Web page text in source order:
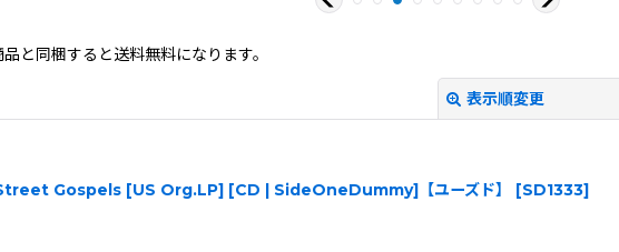
と同梱すると送料無料になります。
表示順変更
Gospels [US Org.LP] [CD | SideOneDummy]【ユーズド】 [SD1333]